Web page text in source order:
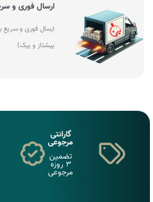
ارسال فوری و
ارسال فوری و
پیشتاز و پیک)
گارانتی
مرجوعی
تضمین
3 روزه
مرجوعی